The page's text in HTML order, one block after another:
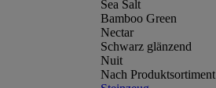
Sea Salt
Bamboo Green
Nectar
Schwarz glänzend
Nuit
Nach Produktsortiment